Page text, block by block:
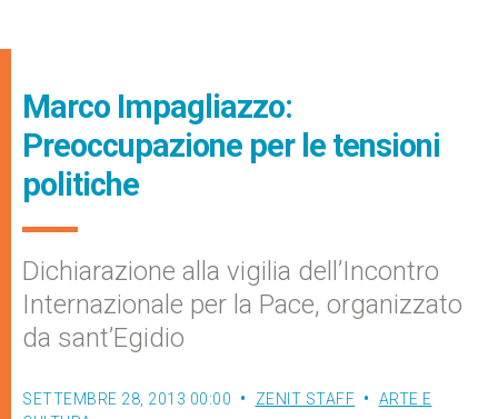
Marco Impagliazzo:
Preoccupazione per le tensioni
politiche
Dichiarazione alla vigilia dell’Incontro
Internazionale per la Pace, organizzato
da sant’Egidio
SETTEMBRE 28, 2013 00:00 ZENIT STAFF
ARTE E